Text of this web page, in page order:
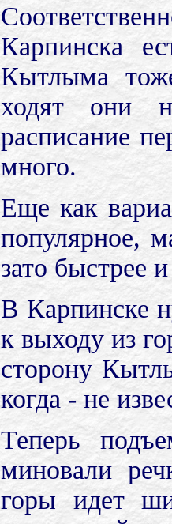
Карпинска
Кытлыма
ходят они
расписание
много.
Еще как
популярное,
зато быстрее
В Карпинске
к выходу из
сторону
когда - не
Теперь
миновали
горы идет